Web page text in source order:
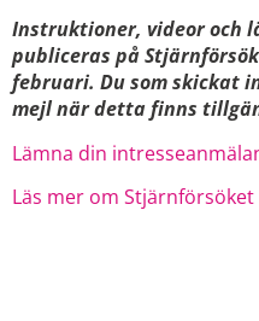
Instruktioner, videor och
publiceras på
februari. Du som skickat
mejl när detta finns
Lämna din
Läs mer om Stjärnförsöket